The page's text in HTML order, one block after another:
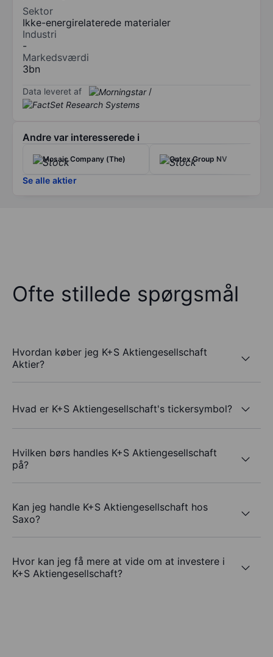
Sektor
Ikke-energirelaterede materialer
Industri
-
Markedsværdi
3bn
Data leveret af /
Andre var interesserede i
Mosaic Company (The) Ontex Group NV
Se alle aktier
Ofte stillede spørgsmål
Hvordan køber jeg K+S Aktiengesellschaft
Aktier?
Hvad er K+S Aktiengesellschaft's tickersymbol?
Hvilken børs handles K+S Aktiengesellschaft
på?
Kan jeg handle K+S Aktiengesellschaft hos
Saxo?
Hvor kan jeg få mere at vide om at investere i
K+S Aktiengesellschaft?